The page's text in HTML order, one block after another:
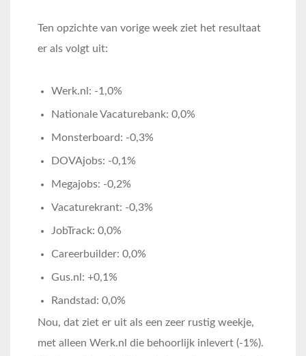
Ten opzichte van vorige week ziet het resultaat
er als volgt uit:
Werk.nl: -1,0%
Nationale Vacaturebank: 0,0%
Monsterboard: -0,3%
DOVAjobs: -0,1%
Megajobs: -0,2%
Vacaturekrant: -0,3%
JobTrack: 0,0%
Careerbuilder: 0,0%
Gus.nl: +0,1%
Randstad: 0,0%
Nou, dat ziet er uit als een zeer rustig weekje,
met alleen Werk.nl die behoorlijk inlevert (-1%).